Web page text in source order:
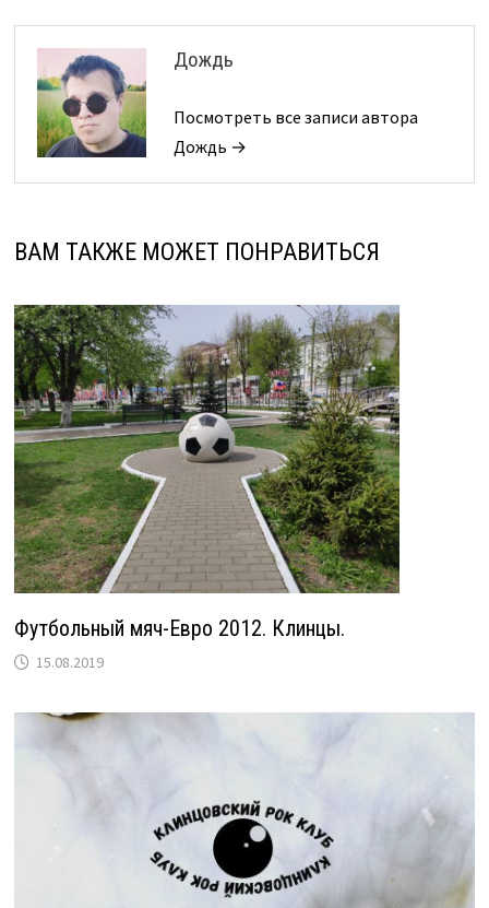
Дождь
Посмотреть все записи автора
Дождь →
ВАМ ТАКЖЕ МОЖЕТ ПОНРАВИТЬСЯ
Футбольный мяч-Евро 2012. Клинцы.
15.08.2019